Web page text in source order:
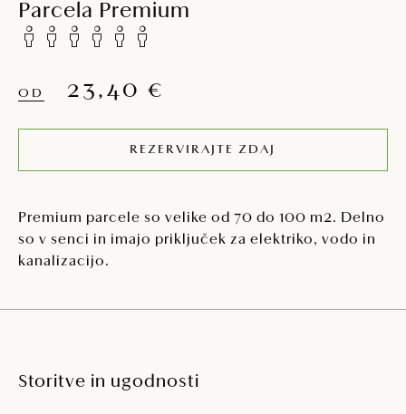
Parcela Premium
OD 23,40 €
REZERVIRAJTE ZDAJ
Premium parcele so velike od 70 do 100 m2. Delno
so v senci in imajo priključek za elektriko, vodo in
kanalizacijo.
Storitve in ugodnosti